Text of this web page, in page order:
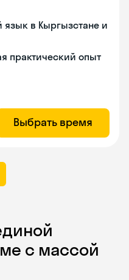
язык в Кыргызстане и
практический опыт
Выбрать время
с массой